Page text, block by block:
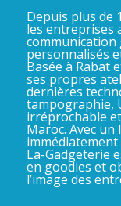
Depuis plus de
les entreprises
communication
personnalisés
Basée à Rabat
ses propres
dernières
tampographie,
irréprochable
Maroc. Avec
immédiatement
La-Gadgeterie
en goodies et
l’image des